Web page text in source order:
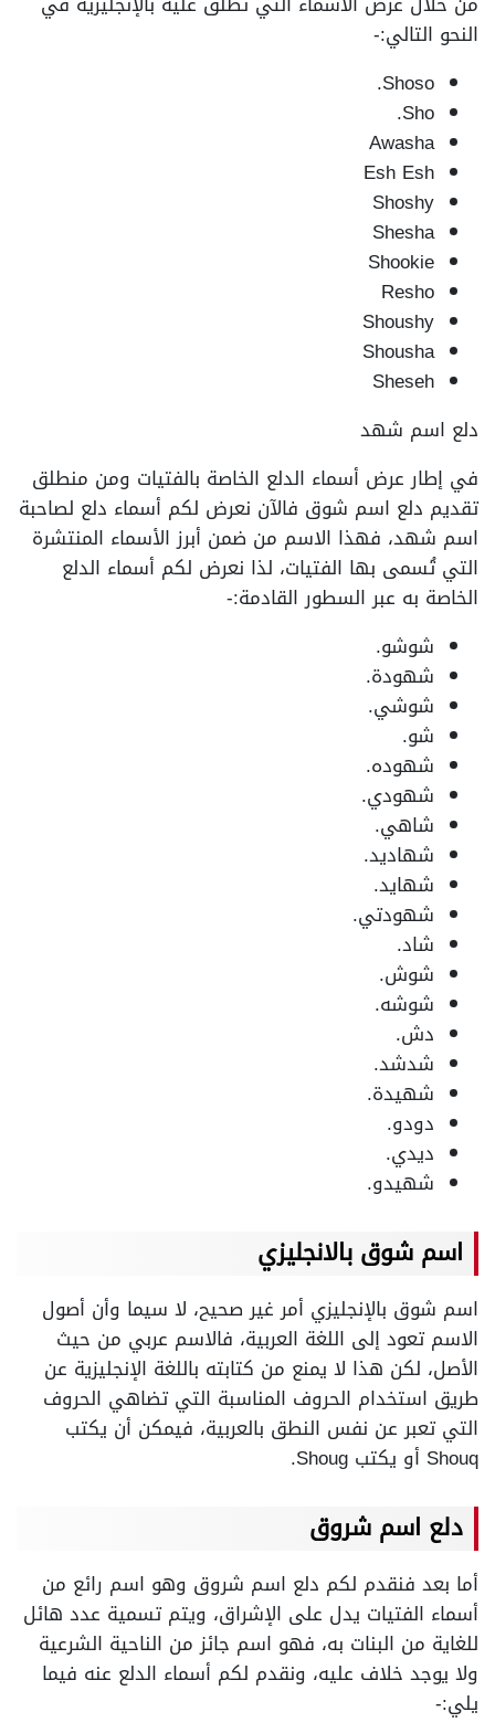
النحو التالي:-
Shoso.
Sho.
Awasha
Esh Esh
Shoshy
Shesha
Shookie
Resho
Shoushy
Shousha
Sheseh
دلع اسم شهد
في إطار عرض أسماء الدلع الخاصة بالفتيات ومن منطلق
تقديم دلع اسم شوق فالآن نعرض لكم أسماء دلع لصاحبة
اسم شهد، فهذا الاسم من ضمن أبرز الأسماء المنتشرة
التي تُسمى بها الفتيات، لذا نعرض لكم أسماء الدلع
الخاصة به عبر السطور القادمة:-
شوشو.
شهودة.
شوشي.
شو.
شهوده.
شهودي.
شاهي.
شهاديد.
شهايد.
شهودتي.
شاد.
شوش.
شوشه.
دش.
شدشد.
شهيدة.
دودو.
ديدي.
شهيدو.
اسم شوق بالانجليزي
اسم شوق بالإنجليزي أمر غير صحيح، لا سيما وأن أصول
الاسم تعود إلى اللغة العربية، فالاسم عربي من حيث
الأصل، لكن هذا لا يمنع من كتابته باللغة الإنجليزية عن
طريق استخدام الحروف المناسبة التي تضاهي الحروف
التي تعبر عن نفس النطق بالعربية، فيمكن أن يكتب
Shouq أو يكتب Shoug.
دلع اسم شروق
أما بعد فنقدم لكم دلع اسم شروق وهو اسم رائع من
أسماء الفتيات يدل على الإشراق، ويتم تسمية عدد هائل
للغاية من البنات به، فهو اسم جائز من الناحية الشرعية
ولا يوجد خلاف عليه، ونقدم لكم أسماء الدلع عنه فيما
يلي:-